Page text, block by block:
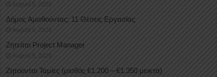
August 5, 2026
Δήμος Αμαθούντας: 11 Θέσεις Εργασίας
August 5, 2026
Ζητείται Project Manager
August 5, 2026
Ζητούνται Ταμίες (μισθός €1.200 – €1.350 μεικτά)